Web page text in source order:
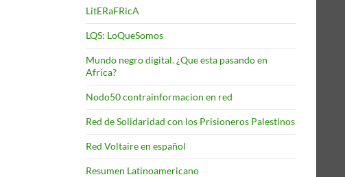
LitERaFRicA
LQS: LoQueSomos
Mundo negro digital. ¿Que esta pasando en
Africa?
Nodo50 contrainformacion en red
Red de Solidaridad con los Prisioneros Palestinos
Red Voltaire en español
Resumen Latinoamericano